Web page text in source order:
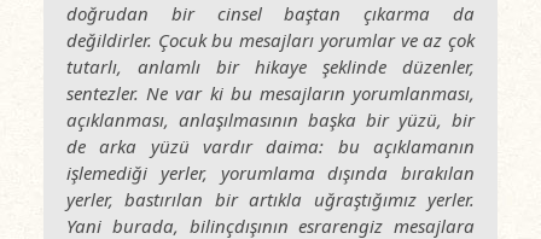
doğrudan bir cinsel baştan çıkarma da
değildirler. Çocuk bu mesajları yorumlar ve az çok
tutarlı, anlamlı bir hikaye şeklinde düzenler,
sentezler. Ne var ki bu mesajların yorumlanması,
açıklanması, anlaşılmasının başka bir yüzü, bir
de arka yüzü vardır daima: bu açıklamanın
işlemediği yerler, yorumlama dışında bırakılan
yerler, bastırılan bir artıkla uğraştığımız yerler.
Yani burada, bilinçdışının esrarengiz mesajlara